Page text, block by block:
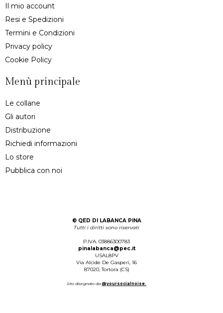
Il mio account
Resi e Spedizioni
Termini e Condizioni
Privacy policy
Cookie Policy
Menù principale
Le collane
Gli autori
Distribuzione
Richiedi informazioni
Lo store
Pubblica con noi
© QED DI LABANCA PINA
Tutti i diritti sono riservati
P.IVA. 03886300783
pinalabanca@pec.it
USAL8PV
Via Alcide De Gasperi, 16
87020, Tortora (CS)
Sito disegnato da @yoursocialnoise.